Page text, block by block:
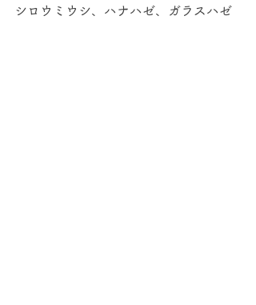
シロウミウシ、ハナハゼ、ガラスハゼ